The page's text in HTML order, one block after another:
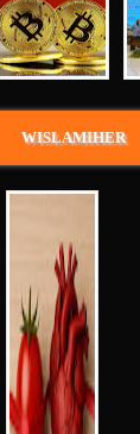
WISLAMIHER